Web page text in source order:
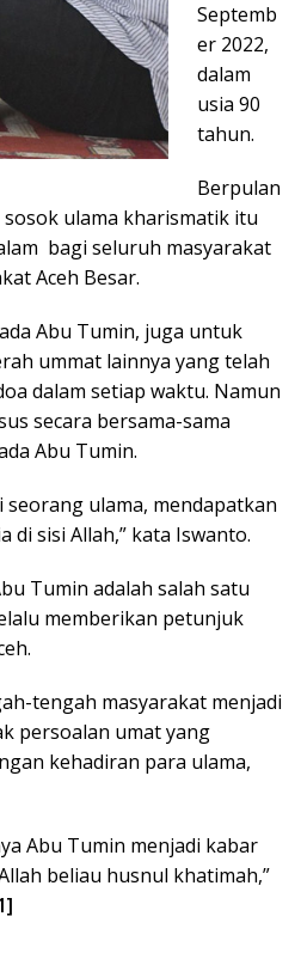
Septemb
er 2022,
dalam
usia 90
tahun.
Berpulan
ulama kharismatik itu
bagi seluruh masyarakat
Aceh Besar.
Abu Tumin, juga untuk
ummat lainnya yang telah
dalam setiap waktu. Namun
secara bersama-sama
Abu Tumin.
seorang ulama, mendapatkan
di sisi Allah,” kata Iswanto.
Tumin adalah salah satu
memberikan petunjuk
tengah masyarakat menjadi
persoalan umat yang
kehadiran para ulama,
Abu Tumin menjadi kabar
beliau husnul khatimah,”